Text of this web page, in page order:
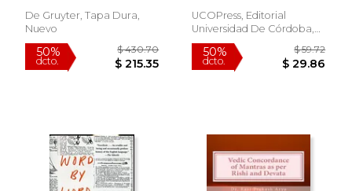
Beschreibung (en
Alemán)
De Gruyter, Tapa Dura,
Nuevo
UCOPress, Editorial
Universidad De Córdoba,
2011, Tapa Blanda, Nuevo